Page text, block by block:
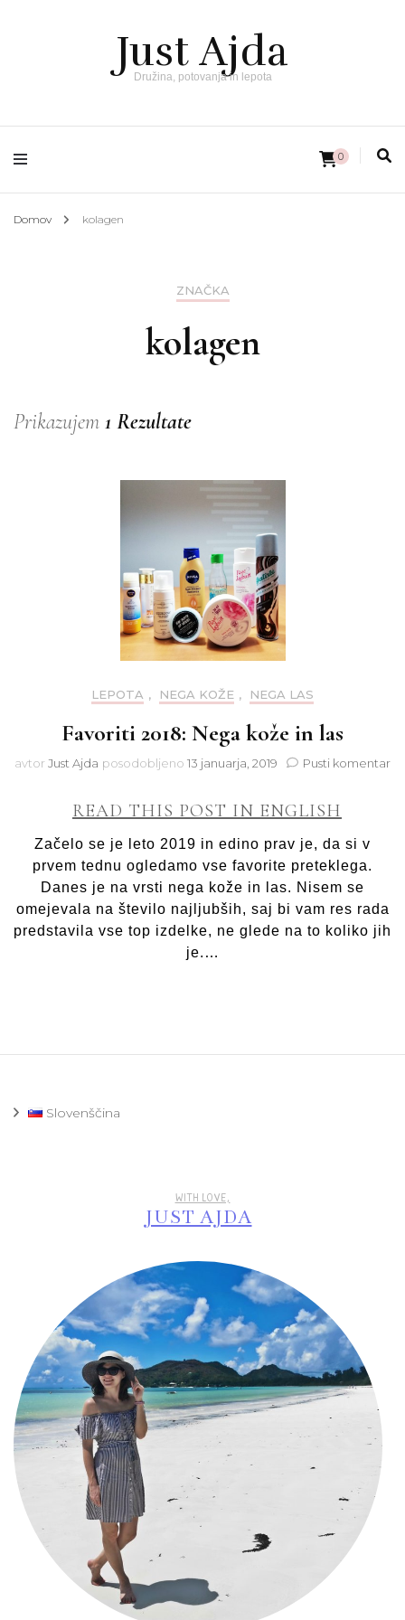
Just Ajda
Družina, potovanja in lepota
0
Domov kolagen
ZNAČKA
kolagen
Prikazujem 1 Rezultate
LEPOTA , NEGA KOŽE , NEGA LAS
Favoriti 2018: Nega kože in las
avtor Just Ajda posodobljeno 13 januarja, 2019 Pusti komentarna
READ THIS POST IN ENGLISH
Začelo se je leto 2019 in edino prav je, da si v
prvem tednu ogledamo vse favorite preteklega.
Danes je na vrsti nega kože in las. Nisem se
omejevala na število najljubših, saj bi vam res rada
predstavila vse top izdelke, ne glede na to koliko jih
je.…
Slovenščina
WITH LOVE,
JUST AJDA